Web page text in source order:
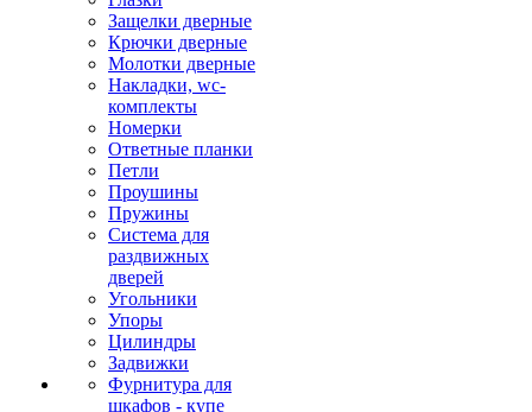
Защелки дверные
Крючки дверные
Молотки дверные
Накладки, wc-
комплекты
Номерки
Ответные планки
Петли
Проушины
Пружины
Система для
раздвижных
дверей
Угольники
Упоры
Цилиндры
Задвижки
Фурнитура для
шкафов - купе